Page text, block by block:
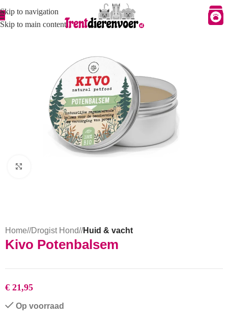
Skip to navigation
Skip to main content
Home/ Drogist Hond/ Huid & vacht
Kivo Potenbalsem
€ 21,95
Op voorraad